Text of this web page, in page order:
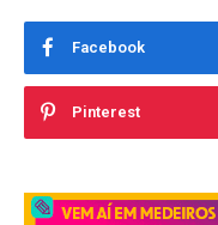
Facebook
Pinterest